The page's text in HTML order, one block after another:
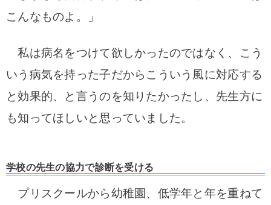
こんなものよ。」
私は病名をつけて欲しかったのではなく、こう
いう病気を持った子だからこういう風に対応する
と効果的、と言うのを知りたかったし、先生方に
も知ってほしいと思っていました。
学校の先生の協力で診断を受ける
プリスクールから幼稚園、低学年と年を重ねて